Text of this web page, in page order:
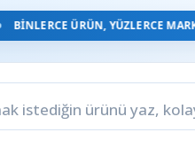
BINLERCE ÜRÜN, YÜZLERCE MARKA